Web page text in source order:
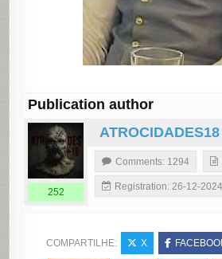
Publication author
ATROCIDADES18
252
Comments: 1294
Registration: 26-12-2024
COMPARTILHE: X